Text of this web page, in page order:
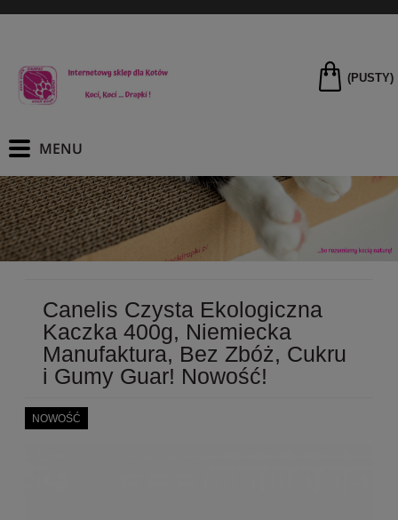
(PUSTY)
Canelis Czysta Ekologiczna
Kaczka 400g, Niemiecka
Manufaktura, Bez Zbóż, Cukru
i Gumy Guar! Nowość!
NOWOŚĆ